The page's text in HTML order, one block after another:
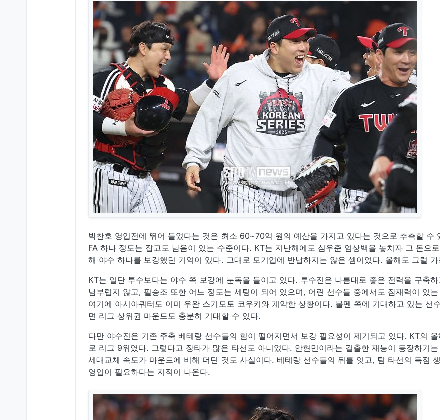
박찬호 영입전에 뛰어 들었다는 것은 최소 60~70억 원의 예산을 가지고 있다는 것으로 추측할 수
FA 하나 정도는 잡고도 남음이 있는 수준이다. KT는 지난해에도 심우준 엄상백을 놓치자 그 돈으
해 야수 하나를 보강했던 기억이 있다. 그대로 모기업에 반납하지는 않은 셈이었다. 올해도 그럴
KT는 일단 투수보다는 야수 쪽 보강에 눈독을 들이고 있다. 투수진은 나름대로 좋은 전력을 구축
남부럽지 않고, 필승조 또한 어느 정도는 세팅이 되어 있으며, 어린 선수들 중에서도 잠재력이 있
여기에 아시아쿼터도 이미 우완 스기모토 코우키와 계약한 상황이다. 불펜 쪽에 기대하고 있는 선
면 리그 상위권 마운드도 충분히 기대할 수 있다.
다만 야수진은 기존 주축 베테랑 선수들의 힘이 떨어지면서 보강 필요성이 제기되고 있다. KT의
로 리그 9위였다. 그렇다고 장타가 많은 타선도 아니었다. 안현민이라는 걸출한 재능이 등장하기
세대교체 속도가 마운드에 비해 더딘 것도 사실이다. 베테랑 선수들의 뒤를 잇고, 팀 타선의 득점
영입이 필요하다는 지적이 나온다.